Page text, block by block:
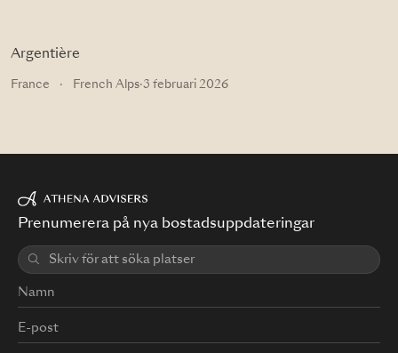
Argentière
France · French Alps·3 februari 2026
Prenumerera på nya bostadsuppdateringar